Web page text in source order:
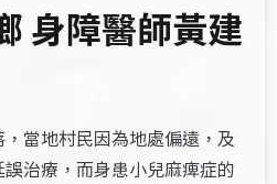
身障醫師黃建
當地村民因為地處偏遠，及
治療，而身患小兒麻痺症的